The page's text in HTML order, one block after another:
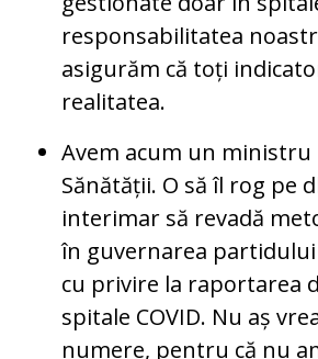
responsabilitatea
asigurăm că toți
realitatea.
Avem acum un
Sănătății. O să îl rog pe
interimar să revadă
în guvernarea
cu privire la raportarea
spitale COVID. Nu aș
numere, pentru că nu